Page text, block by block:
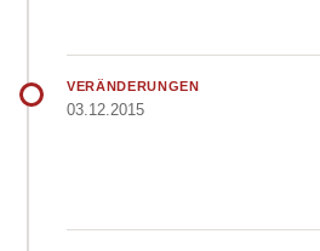
VERÄNDERUNGEN
03.12.2015